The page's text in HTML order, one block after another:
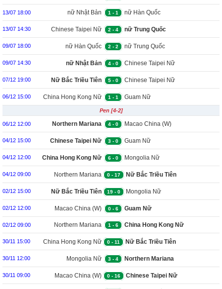
13/07 18:00 nữ Nhật Bản 1 - 1 nữ Hàn Quốc
13/07 14:30 Chinese Taipei Nữ 2 - 4 nữ Trung Quốc
09/07 18:00 nữ Hàn Quốc 2 - 2 nữ Trung Quốc
09/07 14:30 nữ Nhật Bản 4 - 0 Chinese Taipei Nữ
07/12 19:00 Nữ Bắc Triều Tiên 5 - 0 Chinese Taipei Nữ
06/12 15:00 China Hong Kong Nữ 1 - 1 Guam Nữ
Pen [4-2]
06/12 12:00 Northern Mariana
Island (W)
4 - 0 Macao China (W)
04/12 15:00 Chinese Taipei Nữ 3 - 0 Guam Nữ
04/12 12:00 China Hong Kong Nữ 6 - 0 Mongolia Nữ
04/12 09:00 Northern Mariana
Island (W)
0 - 17 Nữ Bắc Triều Tiên
02/12 15:00 Nữ Bắc Triều Tiên 19 - 0 Mongolia Nữ
02/12 12:00 Macao China (W) 0 - 6 Guam Nữ
02/12 09:00 Northern Mariana
Island (W)
1 - 6 China Hong Kong Nữ
30/11 15:00 China Hong Kong Nữ 0 - 11 Nữ Bắc Triều Tiên
30/11 12:00 Mongolia Nữ 3 - 4 Northern Mariana
Island (W)
30/11 09:00 Macao China (W) 0 - 16 Chinese Taipei Nữ